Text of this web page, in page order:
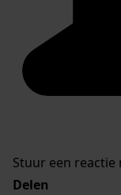
Stuur een
Delen